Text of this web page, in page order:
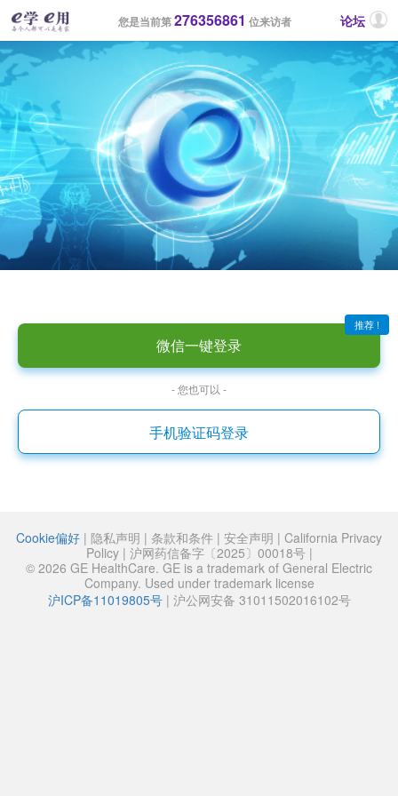
您是当前第276356861 位来访者 论坛
推荐 !
微信一键登录
- 您也可以 -
手机验证码登录
Cookie偏好 | 隐私声明 | 条款和条件 | 安全声明 | California Privacy
Policy| 沪网药信备字〔2025〕00018号|
© 2026 GE HealthCare. GE is a trademark of General Electric
Company. Used under trademark license
沪ICP备11019805号| 沪公网安备 31011502016102号